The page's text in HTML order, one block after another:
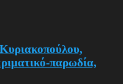
παρωδία,